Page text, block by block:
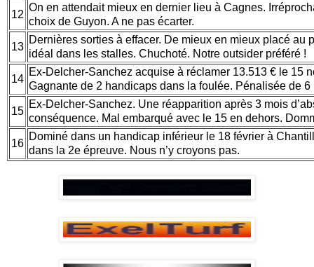
12
On en attendait mieux en dernier lieu à Cagnes.
choix de Guyon. A ne pas écarter.
13
Dernières sorties à effacer. De mieux en mieux placé au
idéal dans les stalles. Chuchoté. Notre outsider préféré !
14
Ex-Delcher-Sanchez acquise à réclamer 13.513 € le 15
Gagnante de 2 handicaps dans la foulée. Pénalisée de
15
Ex-Delcher-Sanchez. Une réapparition après 3 mois
conséquence. Mal embarqué avec le 15 en dehors.
16
Dominé dans un handicap inférieur le 18 février à
dans la 2e épreuve. Nous n’y croyons pas.